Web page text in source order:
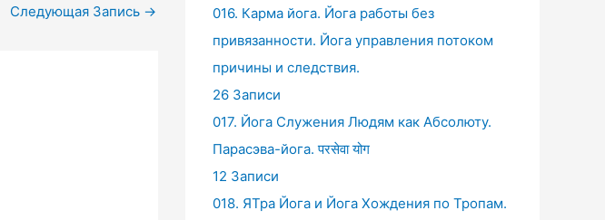
Следующая Запись →
016. Карма йога. Йога работы без
привязанности. Йога управления потоком
причины и следствия.
26 Записи
017. Йога Служения Людям как Абсолюту.
Парасэва-йога. परसेवा योग
12 Записи
018. ЯТра Йога и Йога Хождения по Тропам.